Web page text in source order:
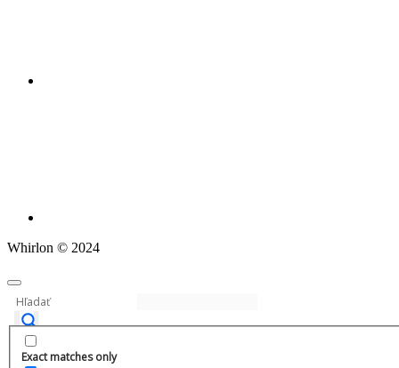
Whirlon © 2024
Exact matches only
+421 908 028 288